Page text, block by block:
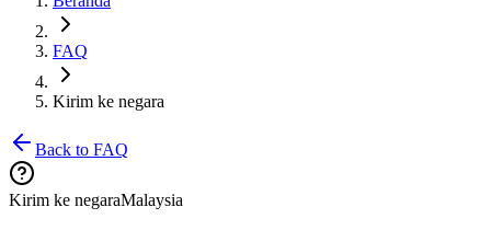
FAQ
Kirim ke negara
Back to FAQ
Kirim ke negaraMalaysia